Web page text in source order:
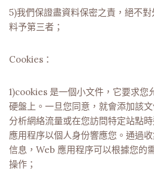
5)我們保證盡資料保密之責，絕不
料予第三者；
Cookies：
1)cookies 是一個小文件，它要求您
硬盤上。一旦您同意，就會添加該
分析網絡流量或在您訪問特定站點
應用程序以個人身份響應您。通過
信息，Web 應用程序可以根據您的
操作；